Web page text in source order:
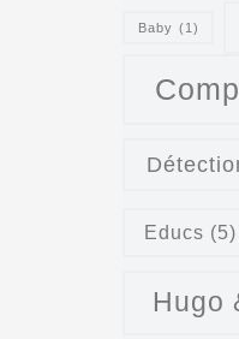
Baby (1)
Educs (5)
Hugo